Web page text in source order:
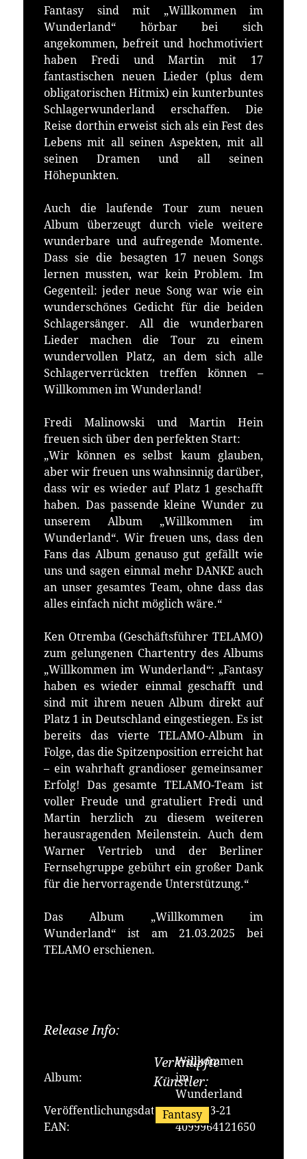
Fantasy sind mit „Willkommen im
Wunderland“ hörbar bei sich
angekommen, befreit und hochmotiviert
haben Fredi und Martin mit 17
fantastischen neuen Lieder (plus dem
obligatorischen Hitmix) ein kunterbuntes
Schlagerwunderland erschaffen. Die
Reise dorthin erweist sich als ein Fest des
Lebens mit all seinen Aspekten, mit all
seinen Dramen und all seinen
Höhepunkten.
Auch die laufende Tour zum neuen
Album überzeugt durch viele weitere
wunderbare und aufregende Momente.
Dass sie die besagten 17 neuen Songs
lernen mussten, war kein Problem. Im
Gegenteil: jeder neue Song war wie ein
wunderschönes Gedicht für die beiden
Schlagersänger. All die wunderbaren
Lieder machen die Tour zu einem
wundervollen Platz, an dem sich alle
Schlagerverrückten treffen können –
Willkommen im Wunderland!
Fredi Malinowski und Martin Hein
freuen sich über den perfekten Start:
„Wir können es selbst kaum glauben,
aber wir freuen uns wahnsinnig darüber,
dass wir es wieder auf Platz 1 geschafft
haben. Das passende kleine Wunder zu
unserem Album „Willkommen im
Wunderland“. Wir freuen uns, dass den
Fans das Album genauso gut gefällt wie
uns und sagen einmal mehr DANKE auch
an unser gesamtes Team, ohne dass das
alles einfach nicht möglich wäre.“
Ken Otremba (Geschäftsführer TELAMO)
zum gelungenen Chartentry des Albums
„Willkommen im Wunderland“: „Fantasy
haben es wieder einmal geschafft und
sind mit ihrem neuen Album direkt auf
Platz 1 in Deutschland eingestiegen. Es ist
bereits das vierte TELAMO-Album in
Folge, das die Spitzenposition erreicht hat
– ein wahrhaft grandioser gemeinsamer
Erfolg! Das gesamte TELAMO-Team ist
voller Freude und gratuliert Fredi und
Martin herzlich zu diesem weiteren
herausragenden Meilenstein. Auch dem
Warner Vertrieb und der Berliner
Fernsehgruppe gebührt ein großer Dank
für die hervorragende Unterstützung.“
Das Album „Willkommen im
Wunderland“ ist am 21.03.2025 bei
TELAMO erschienen.
Release Info:
Album:
Willkommen
im
Wunderland
Veröffentlichungsdatum:2025-03-21
EAN:
4099964121650
Verknüpfte
Künstler:
Fantasy